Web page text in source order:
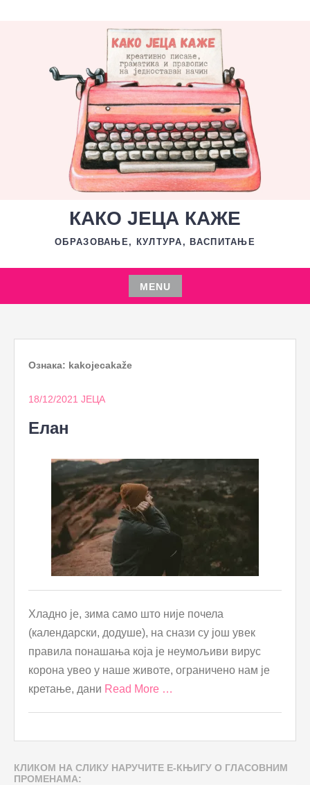
КАКО ЈЕЦА КАЖЕ
ОБРАЗОВАЊЕ, КУЛТУРА, ВАСПИТАЊЕ
MENU
Skip
content
Ознака: kakojecakaže
18/12/2021 ЈЕЦА
Елан
Хладно је, зима само што није почела
(календарски, додуше), на снази су још увек
правила понашања која је неумољиви вирус
корона увео у наше животе, ограничено нам је
кретање, дани Read More …
КЛИКОМ НА СЛИКУ НАРУЧИТЕ Е-КЊИГУ О ГЛАСОВНИМ
ПРОМЕНАМА: